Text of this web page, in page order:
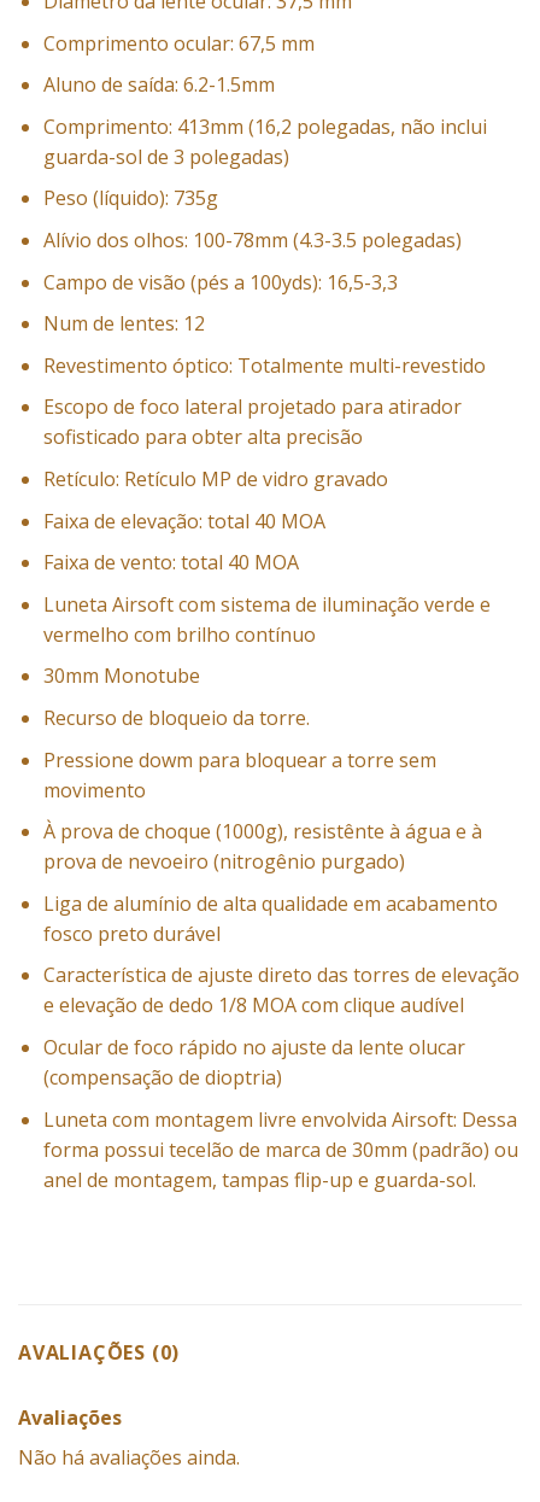
Comprimento ocular: 67,5 mm
Aluno de saída: 6.2-1.5mm
Comprimento: 413mm (16,2 polegadas, não inclui
guarda-sol de 3 polegadas)
Peso (líquido): 735g
Alívio dos olhos: 100-78mm (4.3-3.5 polegadas)
Campo de visão (pés a 100yds): 16,5-3,3
Num de lentes: 12
Revestimento óptico: Totalmente multi-revestido
Escopo de foco lateral projetado para atirador
sofisticado para obter alta precisão
Retículo: Retículo MP de vidro gravado
Faixa de elevação: total 40 MOA
Faixa de vento: total 40 MOA
Luneta Airsoft com sistema de iluminação verde e
vermelho com brilho contínuo
30mm Monotube
Recurso de bloqueio da torre.
Pressione dowm para bloquear a torre sem
movimento
À prova de choque (1000g), resistênte à água e à
prova de nevoeiro (nitrogênio purgado)
Liga de alumínio de alta qualidade em acabamento
fosco preto durável
Característica de ajuste direto das torres de elevação
e elevação de dedo 1/8 MOA com clique audível
Ocular de foco rápido no ajuste da lente olucar
(compensação de dioptria)
Luneta com montagem livre envolvida Airsoft: Dessa
forma possui tecelão de marca de 30mm (padrão) ou
anel de montagem, tampas flip-up e guarda-sol.
AVALIAÇÕES (0)
Avaliações
Não há avaliações ainda.